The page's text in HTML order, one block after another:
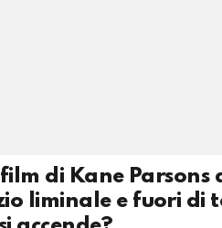
di Kane
liminale e fuori di